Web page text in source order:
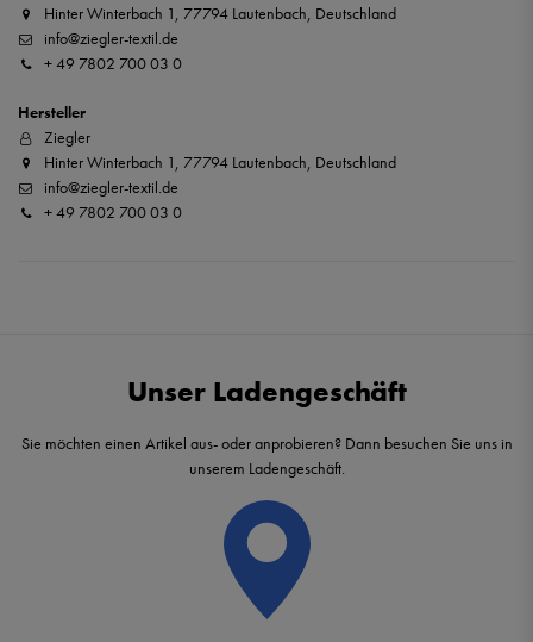
Hinter Winterbach 1, 77794 Lautenbach, Deutschland
info@ziegler-textil.de
+ 49 7802 700 03 0
Hersteller
Ziegler
Hinter Winterbach 1, 77794 Lautenbach, Deutschland
info@ziegler-textil.de
+ 49 7802 700 03 0
Unser Ladengeschäft
Sie möchten einen Artikel aus- oder anprobieren? Dann besuchen Sie uns in
unserem Ladengeschäft.